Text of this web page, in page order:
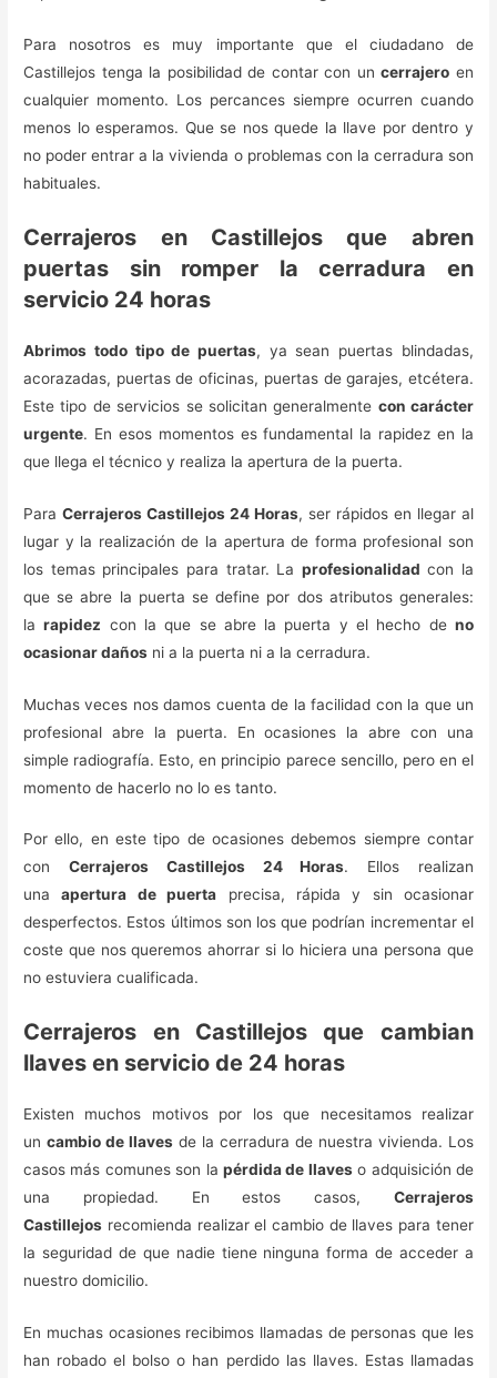
Para nosotros es muy importante que el ciudadano de
Castillejos tenga la posibilidad de contar con uncerrajero en
cualquier momento. Los percances siempre ocurren cuando
menos lo esperamos. Que se nos quede la llave por dentro y
no poder entrar a la vivienda o problemas con la cerradura son
habituales.
Cerrajeros en Castillejos que abren
puertas sin romper la cerradura en
servicio 24 horas
Abrimos todo tipo de puertas, ya sean puertas blindadas,
acorazadas, puertas de oficinas, puertas de garajes, etcétera.
Este tipo de servicios se solicitan generalmente con carácter
urgente. En esos momentos es fundamental la rapidez en la
que llega el técnico y realiza la apertura de la puerta.
ParaCerrajeros Castillejos 24 Horas, ser rápidos en llegar al
lugar y la realización de la apertura de forma profesional son
los temas principales para tratar. La profesionalidad con la
que se abre la puerta se define por dos atributos generales:
larapidez con la que se abre la puerta y el hecho de no
ocasionar daños ni a la puerta ni a la cerradura.
Muchas veces nos damos cuenta de la facilidad con la que un
profesional abre la puerta. En ocasiones la abre con una
simple radiografía. Esto, en principio parece sencillo, pero en el
momento de hacerlo no lo es tanto.
Por ello, en este tipo de ocasiones debemos siempre contar
con Cerrajeros Castillejos 24 Horas. Ellos realizan
unaapertura de puerta precisa, rápida y sin ocasionar
desperfectos. Estos últimos son los que podrían incrementar el
coste que nos queremos ahorrar si lo hiciera una persona que
no estuviera cualificada.
Cerrajeros en Castillejos que cambian
llaves en servicio de 24 horas
Existen muchos motivos por los que necesitamos realizar
uncambio de llaves de la cerradura de nuestra vivienda. Los
casos más comunes son la pérdida de llaveso adquisición de
una propiedad. En estos casos, Cerrajeros
Castillejos recomienda realizar el cambio de llaves para tener
la seguridad de que nadie tiene ninguna forma de acceder a
nuestro domicilio.
En muchas ocasiones recibimos llamadas de personas que les
han robado el bolso o han perdido las llaves. Estas llamadas